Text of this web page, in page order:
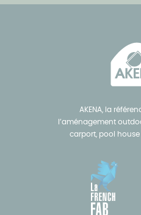
AKENA, la
l’aménagement
carport, pool house